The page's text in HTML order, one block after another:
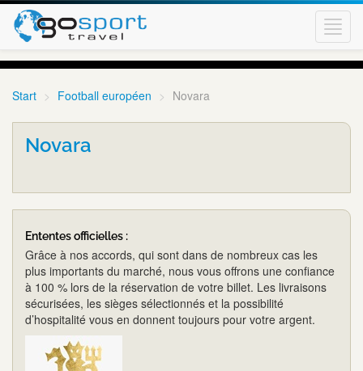
Start Football européen Novara
Novara
Ententes officielles :
Grâce à nos accords, qui sont dans de nombreux cas les
plus importants du marché, nous vous offrons une confiance
à 100 % lors de la réservation de votre billet. Les livraisons
sécurisées, les sièges sélectionnés et la possibilité
d’hospitalité vous en donnent toujours pour votre argent.